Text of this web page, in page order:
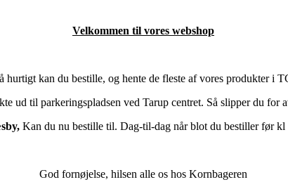
Velkommen til vores webshop
hurtigt kan du bestille, og hente de fleste af vores produkter i
ud til parkeringspladsen ved Tarup centret. Så slipper du for
Kan du nu bestille til. Dag-til-dag når blot du bestiller før kl
God fornøjelse, hilsen alle os hos Kornbageren